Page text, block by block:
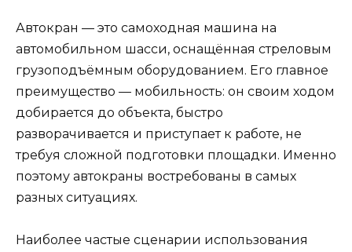
Автокран — это самоходная машина на
автомобильном шасси, оснащённая стреловым
грузоподъёмным оборудованием. Его главное
преимущество — мобильность: он своим ходом
добирается до объекта, быстро
разворачивается и приступает к работе, не
требуя сложной подготовки площадки. Именно
поэтому автокраны востребованы в самых
разных ситуациях.
Наиболее частые сценарии использования